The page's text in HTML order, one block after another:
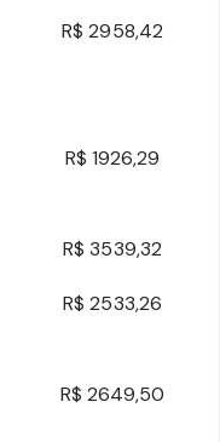
R$ 2958,42
R$ 1926,29
R$ 3539,32
R$ 2533,26
R$ 2649,50